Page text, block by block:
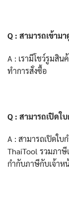
Q : สามารถเข้าม
A : เรามีโชว์รูมสิน
ทำการสั่งซื้อ
Q : สามารถเปิดใ
A : สามารถเปิดใ
ThaiTool รวมภาษี
กำกับภาษีกับเจ้าห